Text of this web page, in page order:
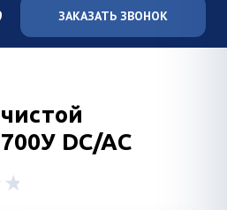
ЗАКАЗАТЬ ЗВОНОК
DC/AC